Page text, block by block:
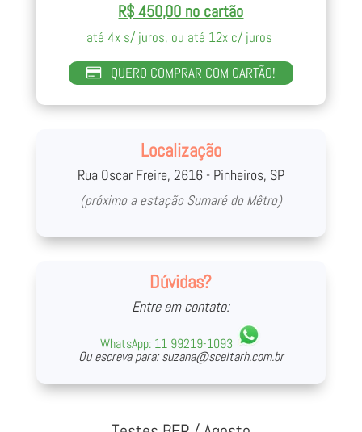
R$ 450,00 no cartão
até 4x s/ juros, ou até 12x c/ juros
QUERO COMPRAR COM CARTÃO!
Localização
Rua Oscar Freire, 2616 - Pinheiros, SP
(próximo a estação Sumaré do Mêtro)
Dúvidas?
Entre em contato:
WhatsApp: 11 99219-1093
Ou escreva para:suzana@sceltarh.com.br